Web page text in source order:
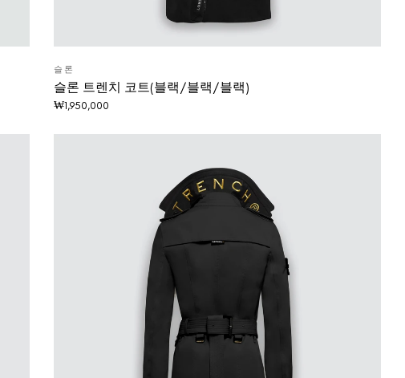
슬론
슬론 트렌치 코트(블랙/블랙/블랙)
₩1,950,000